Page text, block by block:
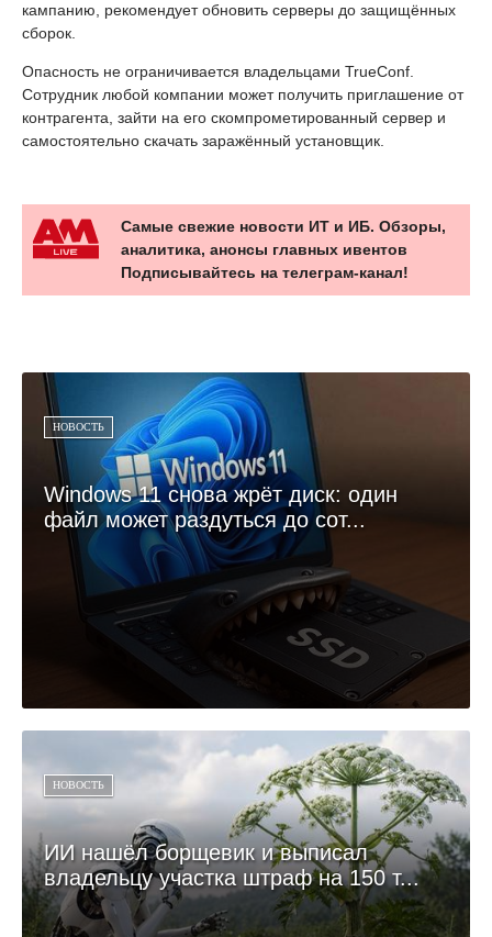
кампанию, рекомендует обновить серверы до защищённых
сборок.
Опасность не ограничивается владельцами TrueConf.
Сотрудник любой компании может получить приглашение от
контрагента, зайти на его скомпрометированный сервер и
самостоятельно скачать заражённый установщик.
Самые свежие новости ИТ и ИБ. Обзоры,
аналитика, анонсы главных ивентов
Подписывайтесь на телеграм-канал!
НОВОСТЬ
Windows 11 снова жрёт диск: один
файл может раздуться до сот...
НОВОСТЬ
ИИ нашёл борщевик и выписал
владельцу участка штраф на 150 т...